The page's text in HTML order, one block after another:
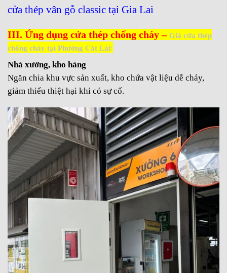
cửa thép vân gỗ classic tại Gia Lai
III. Ứng dụng cửa thép chống cháy – Giá cửa thép
chống cháy tại Phường Cát Lái:
Nhà xưởng, kho hàng
Ngăn chia khu vực sản xuất, kho chứa vật liệu dễ cháy,
giảm thiểu thiệt hại khi có sự cố.